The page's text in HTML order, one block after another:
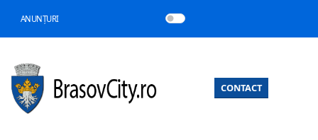
ANUNȚURI
CONTACT